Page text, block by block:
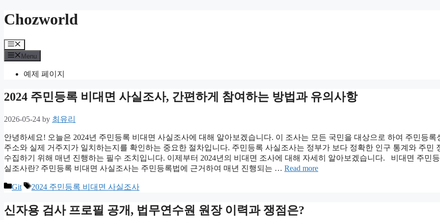
Skip
to
Chozworld
Menu
Menu
예제 페이지
2024 주민등록 비대면 사실조사, 간편하게 참여하는 방법과 유의사항
2026-05-24 by 최유리
안녕하세요! 오늘은 2024년 주민등록 비대면 사실조사에 대해 알아보겠습니다. 이 조사는 모든 국민을 대상으로 하여 주민등록
주소와 실제 거주지가 일치하는지를 확인하는 중요한 절차입니다. 주민등록 사실조사는 정부가 보다 정확한 인구 통계와 주민
수집하기 위해 매년 진행하는 필수 조치입니다. 이제부터 2024년의 비대면 조사에 대해 자세히 알아보겠습니다. 비대면 주민
실조사란? 주민등록 비대면 사실조사는 주민등록법에 근거하여 매년 진행되는 … Read more
Categories
Git Tags
2024 주민등록 비대면 사실조사
신자용 검사 프로필 공개, 법무연수원 원장 이력과 쟁점은?